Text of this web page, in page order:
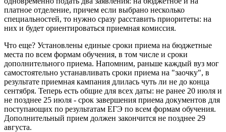
платное отделение, причем если выбрано несколько
специальностей, то нужно сразу расставить приоритеты: на
них и будет ориентироваться приемная комиссия.
Что еще? Установлены единые сроки приема на бюджетные
места по всем формам обучения, в том числе и сроки
дополнительного приема. Напомним, раньше каждый вуз мог
самостоятельно устанавливать сроки приема на "заочку", в
результате приемная кампания длилась чуть ли не до конца
сентября. Теперь есть общие для всех даты: не ранее 20 июля и
не позднее 25 июля - срок завершения приема документов для
поступающих по результатам ЕГЭ по всем формам обучения.
Дополнительный прием должен закончится не позднее 29
августа.